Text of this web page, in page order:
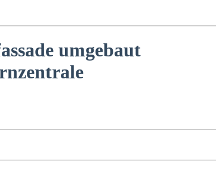
umgebaut